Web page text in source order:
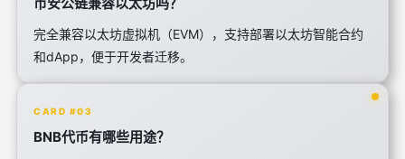
完全兼容以太坊虚拟机（EVM），支持部署以太坊智能合约
和dApp，便于开发者迁移。
CARD #03
BNB代币有哪些用途？